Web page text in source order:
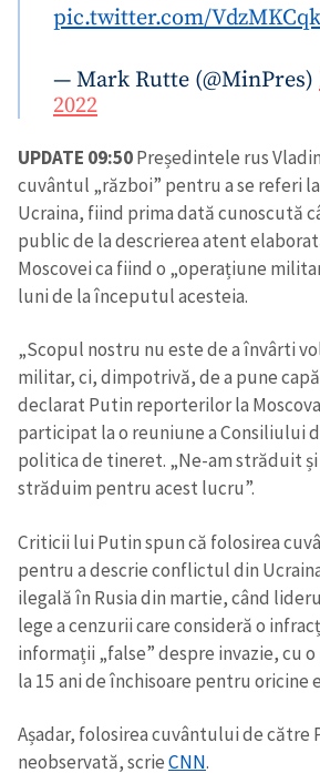
pic.twitter.com/
— Mark Rutte (@MinPres)
2022
UPDATE 09:50Președintele rus
cuvântul „război” pentru a se referi
Ucraina, fiind prima dată cunoscută
public de la descrierea atent
Moscovei ca fiind o „operațiune
luni de la începutul acesteia.
„Scopul nostru nu este de a învârti
militar, ci, dimpotrivă, de a pune
declarat Putin reporterilor la
participat la o reuniune a Consiliului
politica de tineret. „Ne-am străduit și
străduim pentru acest lucru”.
Criticii lui Putin spun că folosirea
pentru a descrie conflictul din
ilegală în Rusia din martie, când
lege a cenzurii care consideră o
informații „false” despre invazie, cu
la 15 ani de închisoare pentru oricine
Așadar, folosirea cuvântului de către
neobservată, scrieCNN.